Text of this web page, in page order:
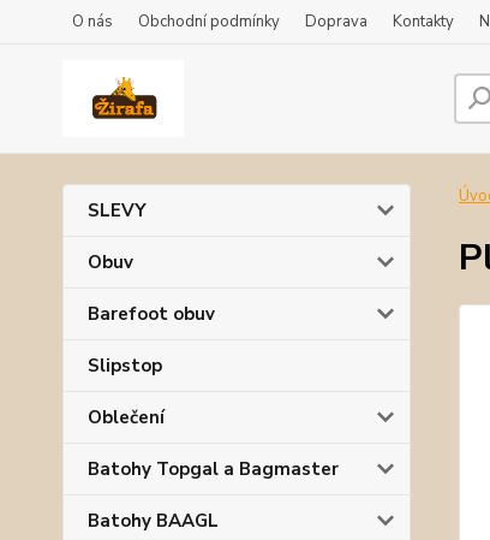
O nás Obchodní podmínky Doprava Kontakty
SLEVY
Obuv
Barefoot obuv
Slipstop
Oblečení
Batohy Topgal a Bagmaster
Batohy BAAGL